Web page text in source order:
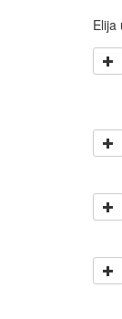
Elija